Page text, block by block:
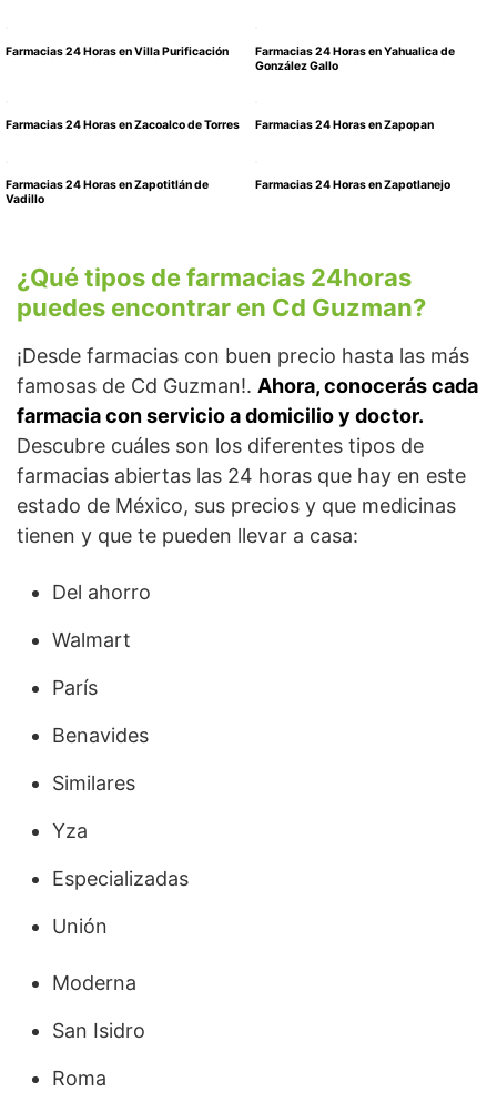
Farmacias 24 Horas en Villa Purificación
Farmacias 24 Horas en Yahualica de
González Gallo
Farmacias 24 Horas en Zacoalco de Torres Farmacias 24 Horas en Zapopan
Farmacias 24 Horas en Zapotitlán de
Vadillo
Farmacias 24 Horas en Zapotlanejo
¿Qué tipos de farmacias 24horas
puedes encontrar en Cd Guzman?
¡Desde farmacias con buen precio hasta las más
famosas de Cd Guzman!. Ahora, conocerás cada
farmacia con servicio a domicilio y doctor.
Descubre cuáles son los diferentes tipos de
farmacias abiertas las 24 horas que hay en este
estado de México, sus precios y que medicinas
tienen y que te pueden llevar a casa:
Del ahorro
Walmart
París
Benavides
Similares
Yza
Especializadas
Unión
Moderna
San Isidro
Roma